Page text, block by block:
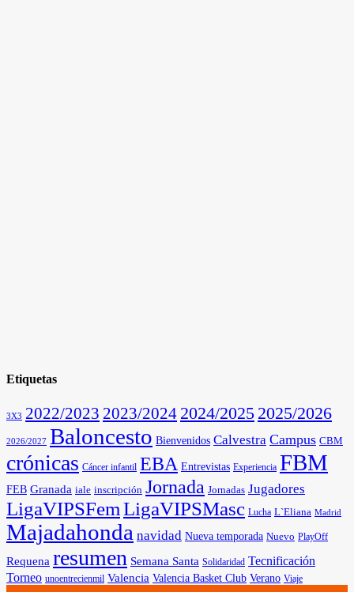
Etiquetas
3X3 2022/2023 2023/2024 2024/2025 2025/2026
2026/2027 Baloncesto Bienvenidos Calvestra Campus CBM
crónicas Cáncer infantil EBA Entrevistas Experiencia FBM
FEB Granada iale inscripción Jornada Jornadas Jugadores
LigaVIPSFemLigaVIPSMasc Lucha L`Eliana Madrid
Majadahonda navidad Nueva temporada Nuevo PlayOff
Requena resumen Semana Santa Solidaridad Tecnificación
Torneo unoentrecienmil Valencia Valencia Basket Club Verano Viaje